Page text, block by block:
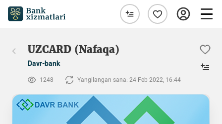
UZCARD (Nafaqa)
Davr-bank
1248 Yangilangan sana: 24 Feb 2022, 16:44